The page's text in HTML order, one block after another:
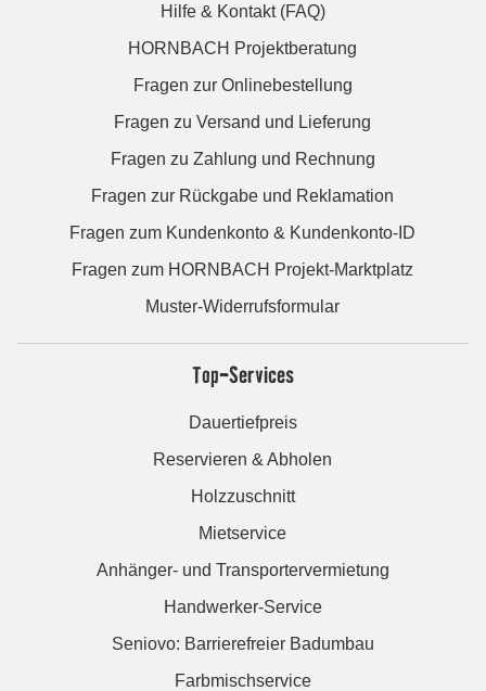
Hilfe & Kontakt (FAQ)
HORNBACH Projektberatung
Fragen zur Onlinebestellung
Fragen zu Versand und Lieferung
Fragen zu Zahlung und Rechnung
Fragen zur Rückgabe und Reklamation
Fragen zum Kundenkonto & Kundenkonto-ID
Fragen zum HORNBACH Projekt-Marktplatz
Muster-Widerrufsformular
Top-Services
Dauertiefpreis
Reservieren & Abholen
Holzzuschnitt
Mietservice
Anhänger- und Transportervermietung
Handwerker-Service
Seniovo: Barrierefreier Badumbau
Farbmischservice